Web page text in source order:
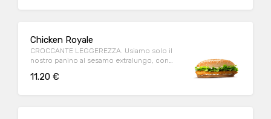
Chicken Royale
CROCCANTE LEGGEREZZA. Usiamo solo il
nostro panino al sesamo extralungo, con
11.20 €